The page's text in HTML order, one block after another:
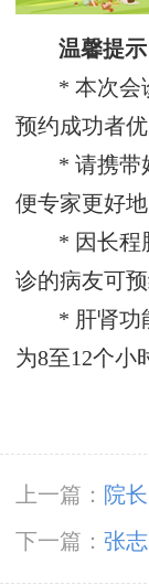
温馨提示
* 本次会
预约成功者优
* 请携带
便专家更好地
* 因长程
诊的病友可
* 肝肾功
为8至12个小
上一篇： 院
下一篇： 张